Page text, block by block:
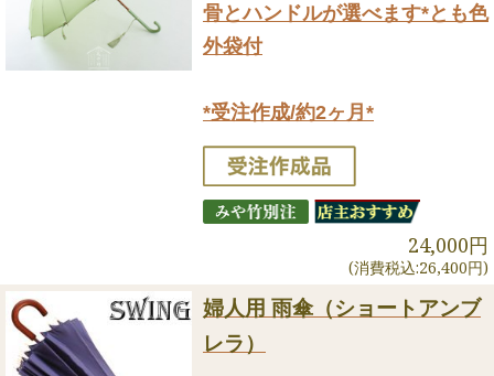
骨とハンドルが選べます*とも色
外袋付
*受注作成/約2ヶ月*
24,000円
(消費税込:26,400円)
婦人用 雨傘（ショートアンブ
レラ）